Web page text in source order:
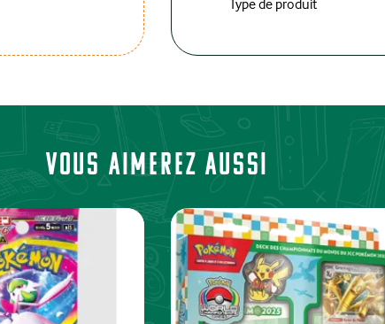
Type de produit
Vous aimerez aussi